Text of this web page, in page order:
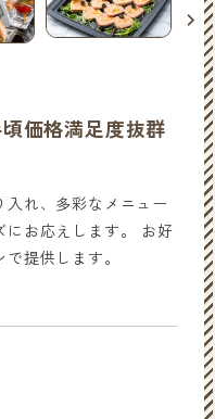
価格満足度抜群
れ、多彩なメニュー
にお応えします。 お好
提供します。